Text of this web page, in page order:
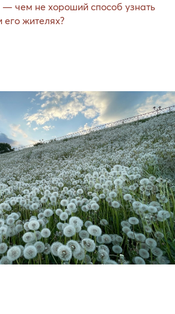
— чем не хороший способ узнать
жителях?